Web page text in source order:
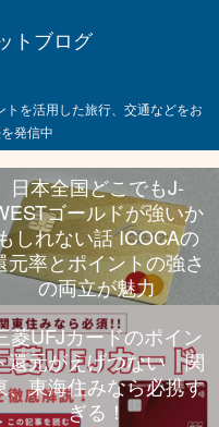
トブログ
を活用した旅行、交通などをお
発信中
日本全国どこでもJ-
ゴールドが強いか
もしれない話 ICOCAの
元率とポイントの強さ
の両立が魅力
菱UFJカードのポイン
還元がえげつない 関
、東海住みなら必携す
ぎる！